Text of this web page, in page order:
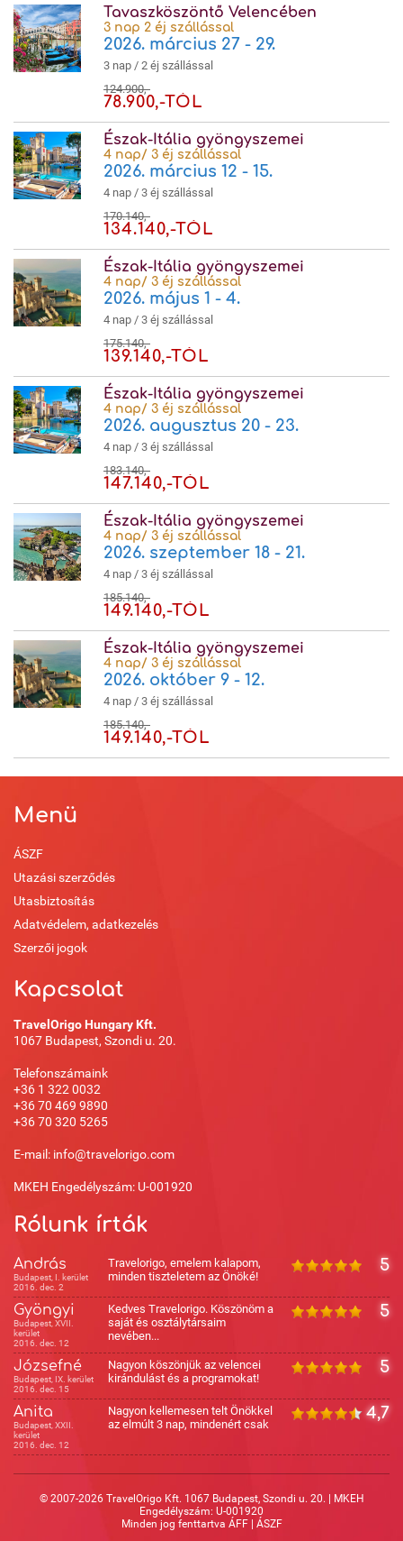
Tavaszköszöntő Velencében
3 nap 2 éj szállással
2026. március 27 - 29.
3 nap / 2 éj szállással
124.900,-
78.900,-TÓL
Észak-Itália gyöngyszemei
4 nap/ 3 éj szállással
2026. március 12 - 15.
4 nap / 3 éj szállással
170.140,-
134.140,-TÓL
Észak-Itália gyöngyszemei
4 nap/ 3 éj szállással
2026. május 1 - 4.
4 nap / 3 éj szállással
175.140,-
139.140,-TÓL
Észak-Itália gyöngyszemei
4 nap/ 3 éj szállással
2026. augusztus 20 - 23.
4 nap / 3 éj szállással
183.140,-
147.140,-TÓL
Észak-Itália gyöngyszemei
4 nap/ 3 éj szállással
2026. szeptember 18 - 21.
4 nap / 3 éj szállással
185.140,-
149.140,-TÓL
Észak-Itália gyöngyszemei
4 nap/ 3 éj szállással
2026. október 9 - 12.
4 nap / 3 éj szállással
185.140,-
149.140,-TÓL
Menü
ÁSZF
Utazási szerződés
Utasbiztosítás
Adatvédelem, adatkezelés
Szerzői jogok
Kapcsolat
TravelOrigo Hungary Kft.
1067 Budapest, Szondi u. 20.
Telefonszámaink
+36 1 322 0032
+36 70 469 9890
+36 70 320 5265
E-mail: info@travelorigo.com
MKEH Engedélyszám: U-001920
Rólunk írták
András
Budapest, I. kerület
2016. dec. 2
5
Travelorigo, emelem kalapom,
minden tiszteletem az Önöké!
Gyöngyi
Budapest, XVII.
kerület
2016. dec. 12
5
Kedves Travelorigo. Köszönöm a
saját és osztálytársaim
nevében...
Józsefné
Budapest, IX. kerület
2016. dec. 15
5
Nagyon köszönjük az velencei
kirándulást és a programokat!
Anita
Budapest, XXII.
kerület
2016. dec. 12
4,7
Nagyon kellemesen telt Önökkel
az elmúlt 3 nap, mindenért csak
© 2007-2026 TravelOrigo Kft. 1067 Budapest, Szondi u. 20. | MKEH
Engedélyszám: U-001920
Minden jog fenttartva ÁFF| ÁSZF